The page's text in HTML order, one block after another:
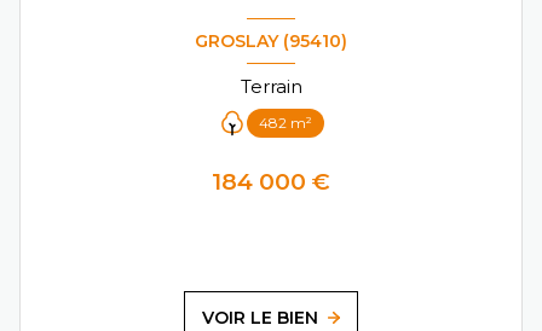
GROSLAY (95410)
Terrain
482 m²
184 000 €
VOIR LE BIEN